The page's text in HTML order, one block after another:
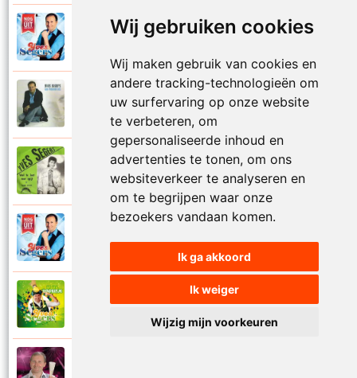
Wij gebruiken cookies
Wij maken gebruik van cookies en
andere tracking-technologieën om
uw surfervaring op onze website
te verbeteren, om
gepersonaliseerde inhoud en
advertenties te tonen, om ons
websiteverkeer te analyseren en
om te begrijpen waar onze
bezoekers vandaan komen.
Ik ga akkoord
Ik weiger
Wijzig mijn voorkeuren
Yves Segers
Yves Segers
Vaarwel verleden
Yves Segers
Veel te laat voor spijt
Verdomd ik mis je